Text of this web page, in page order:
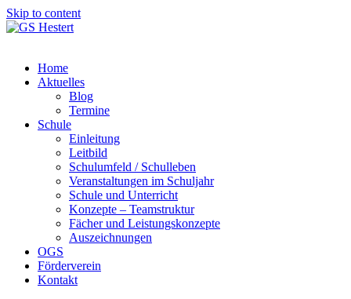
Skip to content
Home
Aktuelles
Blog
Termine
Schule
Einleitung
Leitbild
Schulumfeld / Schulleben
Veranstaltungen im Schuljahr
Schule und Unterricht
Konzepte – Teamstruktur
Fächer und Leistungskonzepte
Auszeichnungen
OGS
Förderverein
Kontakt